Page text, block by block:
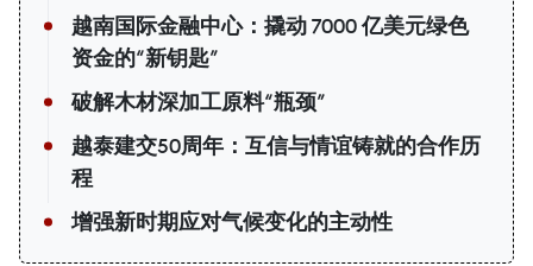
越南国际金融中心：撬动 7000 亿美元绿色
资金的“新钥匙”
破解木材深加工原料“瓶颈”
越泰建交50周年：互信与情谊铸就的合作历
程
增强新时期应对气候变化的主动性